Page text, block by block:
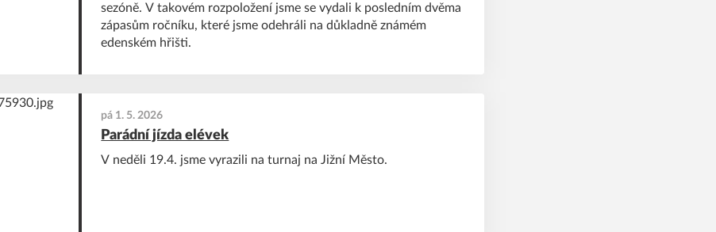
sezóně. V takovém rozpoložení jsme se vydali k posledním dvěma
zápasům ročníku, které jsme odehráli na důkladně známém
edenském hřišti.
pá 1. 5. 2026
Parádní jízda elévek
V neděli 19.4. jsme vyrazili na turnaj na Jižní Město.